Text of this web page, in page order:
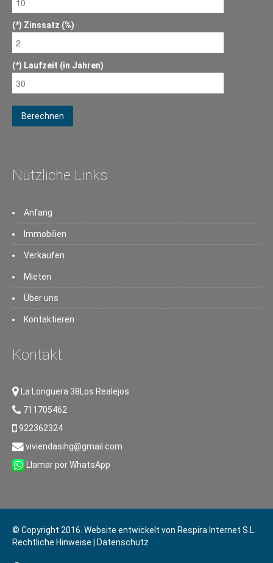
Zinssatz (%)
Laufzeit (in Jahren)
Berechnen
Nützliche Links
Anfang
Immobilien
Verkaufen
Mieten
Über uns
Kontaktieren
Kontakt
La Longuera 38Los Realejos
711705462
922362324
viviendasihg@gmail.com
Llamar por WhatsApp
© Copyright 2016. Website entwickelt von Respira Internet S.L.
Rechtliche Hinweise
Datenschutz